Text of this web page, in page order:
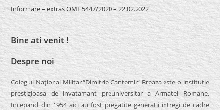
Informare – extras OME 5447/2020 – 22.02.2022
Bine ati venit !
Despre noi
Colegiul Naţional Militar “Dimitrie Cantemir” Breaza este o institutie
prestigioasa de invatamant preuniversitar a Armatei Romane.
Incepand din 1954 aici au fost pregatite generatii intregi de cadre